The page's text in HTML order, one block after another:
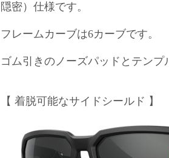
隠密）仕様です。
フレームカーブは6カーブです。
ゴム引きのノーズパッドとテンプ
【 着脱可能なサイドシールド 】